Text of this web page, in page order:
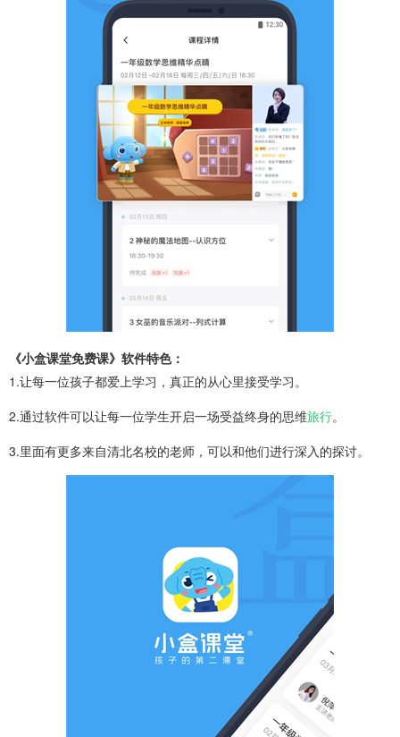
《小盒课堂免费课》软件特色：
1.让每一位孩子都爱上学习，真正的从心里接受学习。
2.通过软件可以让每一位学生开启一场受益终身的思维旅行。
3.里面有更多来自清北名校的老师，可以和他们进行深入的探讨。